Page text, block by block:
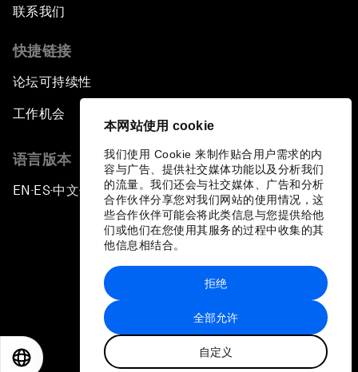
本网站使用 cookie
我们使用 Cookie 来制作贴合用户需求的内
容与广告、提供社交媒体功能以及分析我们
的流量。我们还会与社交媒体、广告和分析
合作伙伴分享您对我们网站的使用情况，这
些合作伙伴可能会将此类信息与您提供给他
们或他们在您使用其服务的过程中收集的其
他信息相结合。
全部允许
自定义
拒绝
联系我们
快捷链接
论坛可持续性
工作机会
语言版本
EN ▪ES▪中文▪ 日本語
站点地图
世界经济论坛